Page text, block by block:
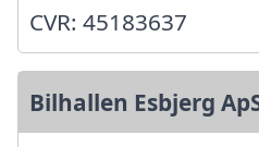
CVR: 45183637
Bilhallen Esbjerg